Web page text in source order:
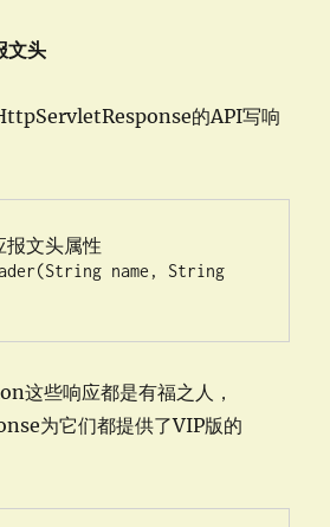
文头
的API写响
报文头属性
name, String
这些响应都是有福之人，
为它们都提供了VIP版的